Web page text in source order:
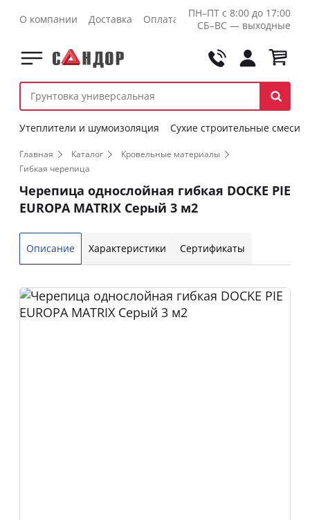
О компании Доставка Оплата Контакты Оптовикам
ПН–ПТ с 8:00 до 17:00
СБ–ВС — выходные
Утеплители и шумоизоляция Сухие строительные смеси
Главная Каталог
Кровельные материалы
Гибкая черепица
Черепица однослойная гибкая DOCKE PIE
EUROPA MATRIX Серый 3 м2
Описание Характеристики Сертификаты